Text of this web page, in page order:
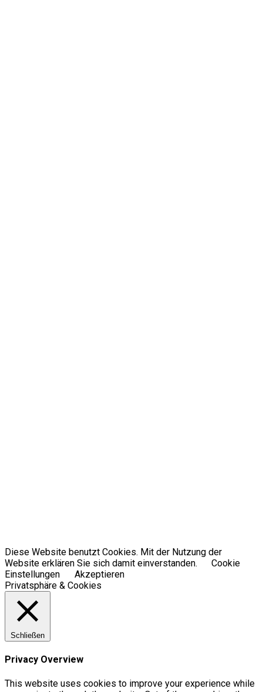
Diese Website benutzt Cookies. Mit der Nutzung der
Website erklären Sie sich damit einverstanden.
Cookie
Einstellungen
Akzeptieren
Privatsphäre & Cookies
Schließen
Privacy Overview
This website uses cookies to improve your experience while